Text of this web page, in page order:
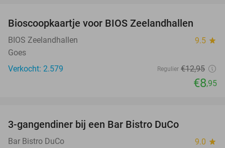
Bioscoopkaartje voor BIOS Zeelandhallen
BIOS Zeelandhallen 9.5 star
Goes
Verkocht: 2.579
Regulier €12,95
€8,95
3-gangendiner bij een Bar Bistro DuCo
Bar Bistro DuCo 9.0 star